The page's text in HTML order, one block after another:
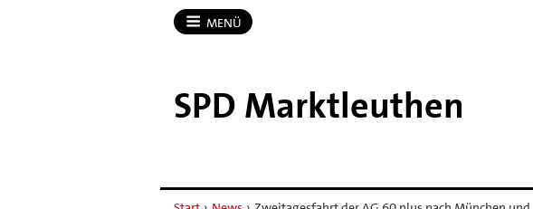
MENÜ
SPD Marktleuthen